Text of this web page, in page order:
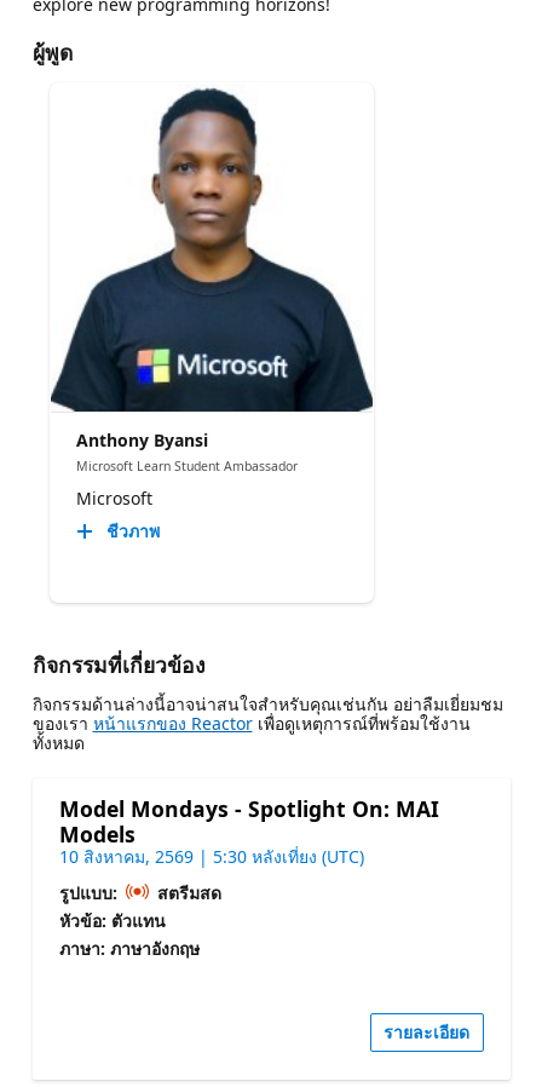
ผู้พูด
Anthony Byansi
Microsoft Learn Student Ambassador
Microsoft
ชีวภาพ
กิจกรรมที่เกี่ยวข้อง
กิจกรรมด้านล่างนี้อาจน่าสนใจสําหรับคุณเช่นกัน อย่าลืมเยี่ยมชม
ของเรา หน้าแรกของ Reactorเพื่อดูเหตุการณ์ที่พร้อมใช้งาน
ทั้งหมด
Model Mondays - Spotlight On: MAI
Models
10 สิงหาคม, 2569 | 5:30 หลังเที่ยง (UTC)
รูปแบบ:
สตรีมสด
หัวข้อ: ตัวแทน
ภาษา: ภาษาอังกฤษ
รายละเอียด